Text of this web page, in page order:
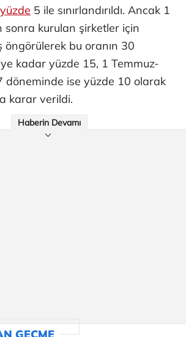
yüzde 5 ile sınırlandırıldı. Ancak 1
sonra kurulan şirketler için
öngörülerek bu oranın 30
kadar yüzde 15, 1 Temmuz-
döneminde ise yüzde 10 olarak
karar verildi.
Haberin Devamı